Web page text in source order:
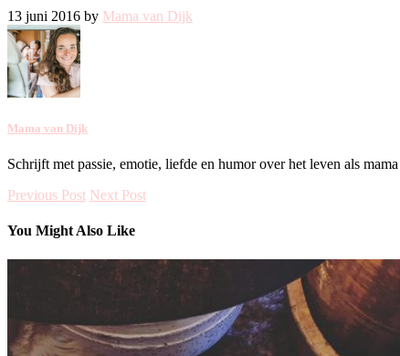
13 juni 2016 by Mama van Dijk
Mama van Dijk
Schrijft met passie, emotie, liefde en humor over het leven als
Previous Post Next Post
You Might Also Like